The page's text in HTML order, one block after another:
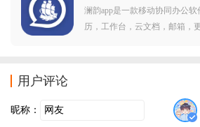
澜韵app是一款移动协同办公
历，工作台，云文档，邮箱，
用户评论
昵称：